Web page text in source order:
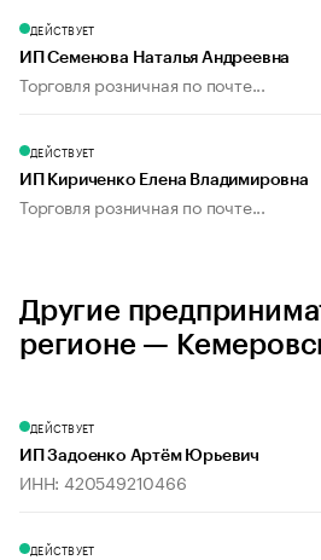
ДЕЙСТВУЕТ
ИП Семенова Наталья Андреевна
Торговля розничная по почте...
ДЕЙСТВУЕТ
ИП Кириченко Елена Владимировна
Торговля розничная по почте...
Другие
регионе —
ДЕЙСТВУЕТ
ИП Задоенко Артём Юрьевич
ИНН: 420549210466
ДЕЙСТВУЕТ